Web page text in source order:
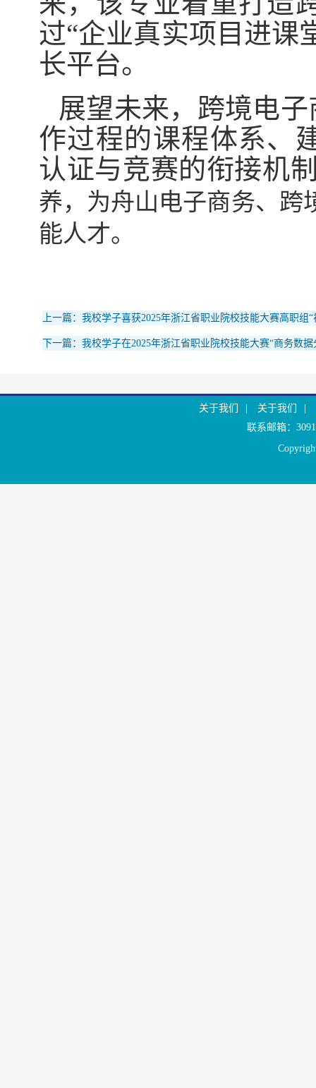
过“企业真实项目进课
长平台。
展望未来，跨境电
作过程的课程体系、
认证与竞赛的衔接机
养，为舟山电子商务、跨
能人才。
上一篇：我校学子喜获2025年浙江省职业院校技能大赛高职组
下一篇：我校学子在2025年浙江省职业院校技能大赛“商务数
关于我们 关于我们
联系邮箱：